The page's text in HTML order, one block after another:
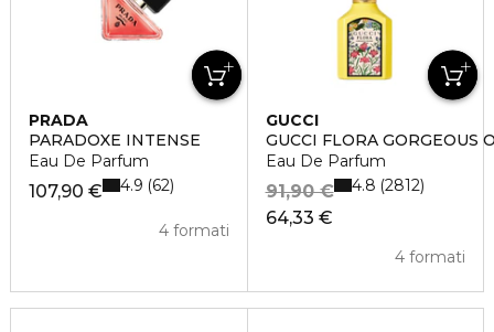
PRADA
PARADOXE INTENSE
Eau De Parfum
107,90 €
4 formati
4.9 62
GUCCI
GUCCI FLORA GORGEOUS
Eau De Parfum
64,33 €
91,90 €
4 formati
4.8 2812